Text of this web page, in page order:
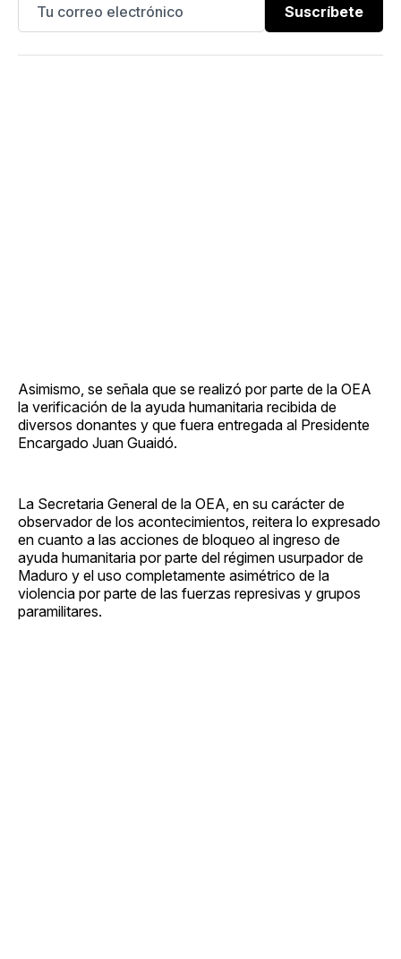
Suscríbete
Asimismo, se señala que se realizó por parte de la OEA
la verificación de la ayuda humanitaria recibida de
diversos donantes y que fuera entregada al Presidente
Encargado Juan Guaidó.
La Secretaria General de la OEA, en su carácter de
observador de los acontecimientos, reitera lo expresado
en cuanto a las acciones de bloqueo al ingreso de
ayuda humanitaria por parte del régimen usurpador de
Maduro y el uso completamente asimétrico de la
violencia por parte de las fuerzas represivas y grupos
paramilitares.